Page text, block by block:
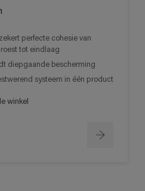
perfecte cohesie van
tot eindlaag
diepgaande bescherming
systeem in één product
winkel